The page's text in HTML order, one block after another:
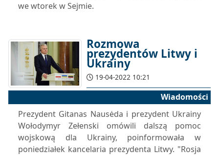
we wtorek w Sejmie.
Rozmowa
prezydentów Litwy i
Ukrainy
19-04-2022 10:21
Wiadomości
Prezydent Gitanas Nausėda i prezydent Ukrainy
Wołodymyr Zełenski omówili dalszą pomoc
wojskową dla Ukrainy, poinformowała w
poniedziałek kancelaria prezydenta Litwy. "Rosja